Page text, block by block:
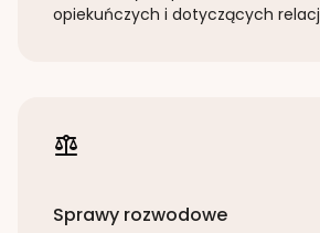
opiekuńczych i dotyczących
Sprawy rozwodowe